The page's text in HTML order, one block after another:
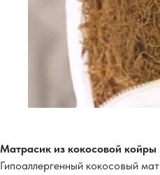
Матрасик из кокосовой койры
Гипоаллергенный кокосовый